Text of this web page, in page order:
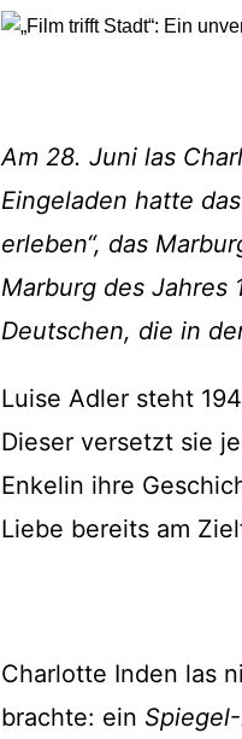
Am 28. Juni las
Eingeladen hatte
erleben“, das
Marburg des Jahres
Deutschen, die in
Luise Adler steht
Dieser versetzt sie
Enkelin ihre
Liebe bereits am
Charlotte Inden las
brachte: ein Spiegel